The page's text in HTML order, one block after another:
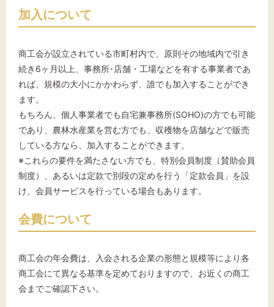
加入について
商工会が設立されている市町村内で、原則その地域内で引き
続き6ヶ月以上、事務所･店舗・工場などを有する事業者であ
れば、規模の大小にかかわらず、誰でも加入することができ
ます。
もちろん、個人事業者でも自宅兼事務所(SOHO)の方でも可能
であり、農林水産業を営む方でも、収穫物を店舗などで販売
している方なら、加入することができます。
※これらの要件を満たさない方でも、特別会員制度（賛助会員
制度）、あるいは定款で別段の定めを行う「定款会員」を設
け、会員サービスを行っている場合もあります。
会費について
商工会の年会費は、入会される企業の形態と規模等により各
商工会にて異なる基準を定めておりますので、お近くの商工
会までご確認下さい。